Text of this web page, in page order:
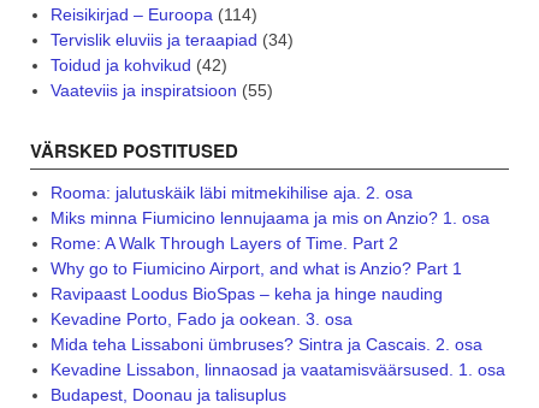
Reisikirjad – Euroopa (114)
Tervislik eluviis ja teraapiad (34)
Toidud ja kohvikud (42)
Vaateviis ja inspiratsioon (55)
VÄRSKED POSTITUSED
Rooma: jalutuskäik läbi mitmekihilise aja. 2. osa
Miks minna Fiumicino lennujaama ja mis on Anzio? 1. osa
Rome: A Walk Through Layers of Time. Part 2
Why go to Fiumicino Airport, and what is Anzio? Part 1
Ravipaast Loodus BioSpas – keha ja hinge nauding
Kevadine Porto, Fado ja ookean. 3. osa
Mida teha Lissaboni ümbruses? Sintra ja Cascais. 2. osa
Kevadine Lissabon, linnaosad ja vaatamisväärsused. 1. osa
Budapest, Doonau ja talisuplus